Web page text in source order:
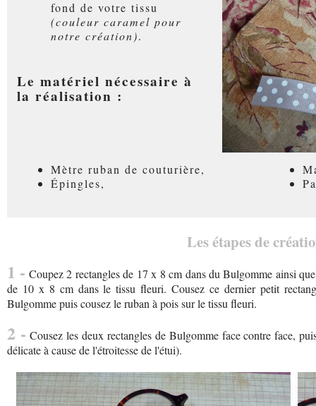
fond de votre tissu
(couleur caramel pour
notre création).
Le matériel nécessaire à
la réalisation :
Mètre ruban de couturière,
Épingles,
Les étapes de
1 - Coupez 2 rectangles de 17 x 8 cm dans du Bulgomme ainsi
de 10 x 8 cm dans le tissu fleuri. Cousez ce dernier petit
Bulgomme puis cousez le ruban à pois sur le tissu fleuri.
2 - Cousez les deux rectangles de Bulgomme face contre face,
délicate à cause de l'étroitesse de l'étui).